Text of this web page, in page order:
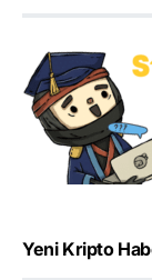
Yeni Kripto